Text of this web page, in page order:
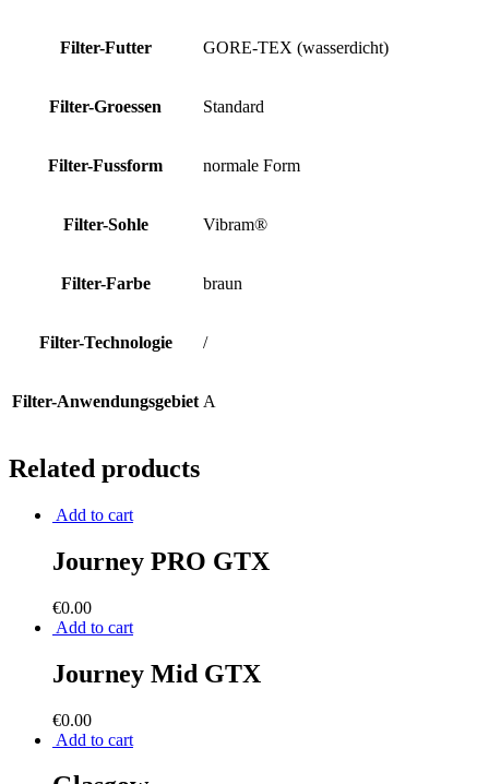
Filter-Futter GORE-TEX (wasserdicht)
Filter-Groessen Standard
Filter-Fussform normale Form
Filter-Sohle Vibram®
Filter-Farbe braun
Filter-Technologie /
Filter-Anwendungsgebiet A
Related products
Add to cart
Journey PRO GTX
€0.00
Add to cart
Journey Mid GTX
€0.00
Add to cart